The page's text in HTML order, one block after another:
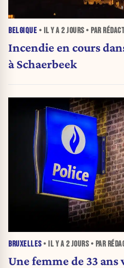
BELGIQUE • IL Y A 2 JOURS• PAR
Incendie en cours
à Schaerbeek
BRUXELLES• IL Y A 2 JOURS• PAR
Une femme de 33 ans